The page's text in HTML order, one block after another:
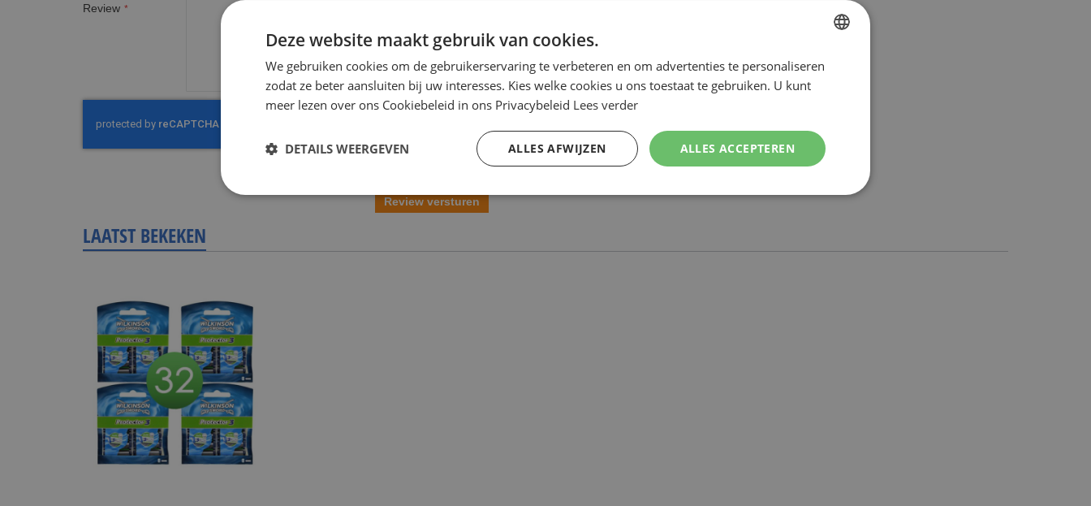
Review
Review versturen
LAATST BEKEKEN
DUTCH
ENGLISH
Deze website maakt gebruik van cookies.
We gebruiken cookies om de gebruikerservaring te verbeteren en om advertenties te personaliseren
zodat ze beter aansluiten bij uw interesses. Kies welke cookies u ons toestaat te gebruiken. U kunt
meer lezen over ons Cookiebeleid in ons Privacybeleid Lees verder
ALLES ACCEPTEREN
ALLES AFWIJZEN
DETAILS WEERGEVEN